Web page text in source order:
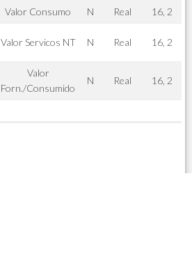
Valor Consumo N Real
16, 2
Valor Servicos NT N Real 16, 2
Valor
Forn./Consumido
N Real 16, 2